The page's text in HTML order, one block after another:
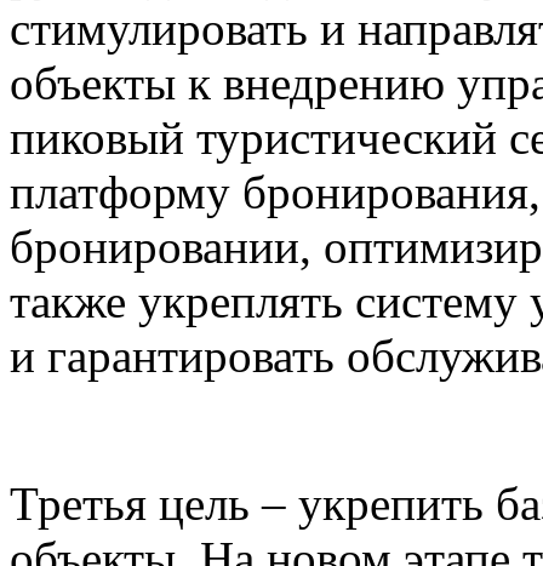
стимулировать и
объекты к внедрению
пиковый туристический
платформу
бронировании,
также укреплять
и гарантировать
Третья цель – укрепить